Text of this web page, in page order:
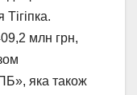
млн грн,
яка також